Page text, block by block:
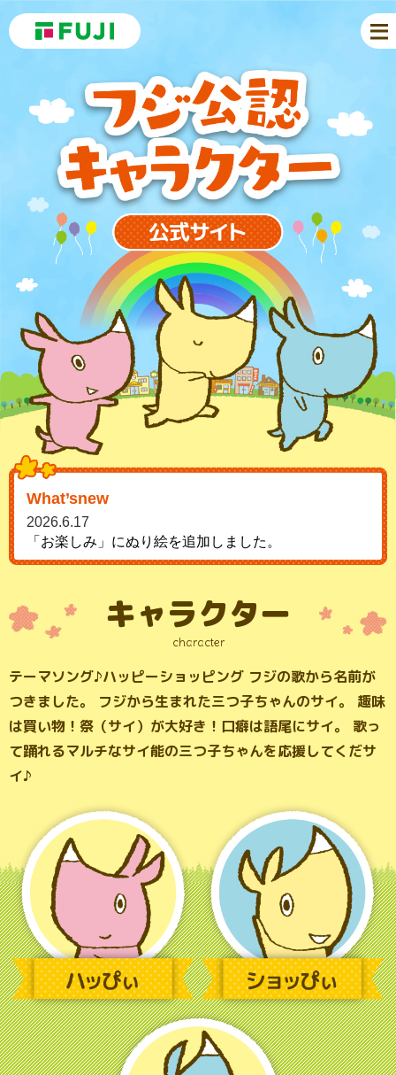
What’snew
2026.6.17
「お楽しみ」にぬり絵を追加しました。
キャラクター
character
テーマソング♪ハッピーショッピング フジの歌から名前が
つきました。
フジから生まれた三つ子ちゃんのサイ。
趣味
は買い物！祭（サイ）が大好き！口癖は語尾にサイ。
歌っ
て踊れるマルチなサイ能の三つ子ちゃんを応援してくだサ
イ♪